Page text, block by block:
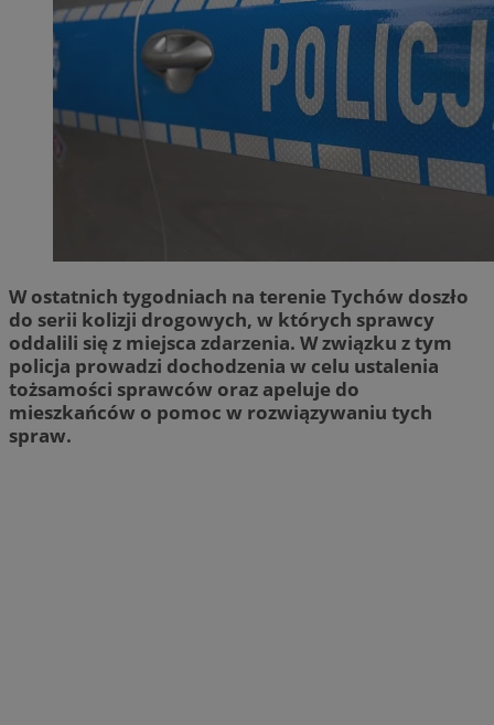
W ostatnich tygodniach na terenie Tychów doszło
do serii kolizji drogowych, w których sprawcy
oddalili się z miejsca zdarzenia. W związku z tym
policja prowadzi dochodzenia w celu ustalenia
tożsamości sprawców oraz apeluje do
mieszkańców o pomoc w rozwiązywaniu tych
spraw.